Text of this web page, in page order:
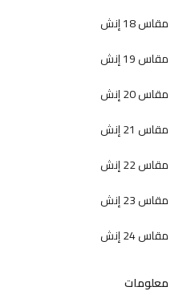
مقاس 18 إنش
مقاس 19 إنش
مقاس 20 إنش
مقاس 21 إنش
مقاس 22 إنش
مقاس 23 إنش
مقاس 24 إنش
معلومات